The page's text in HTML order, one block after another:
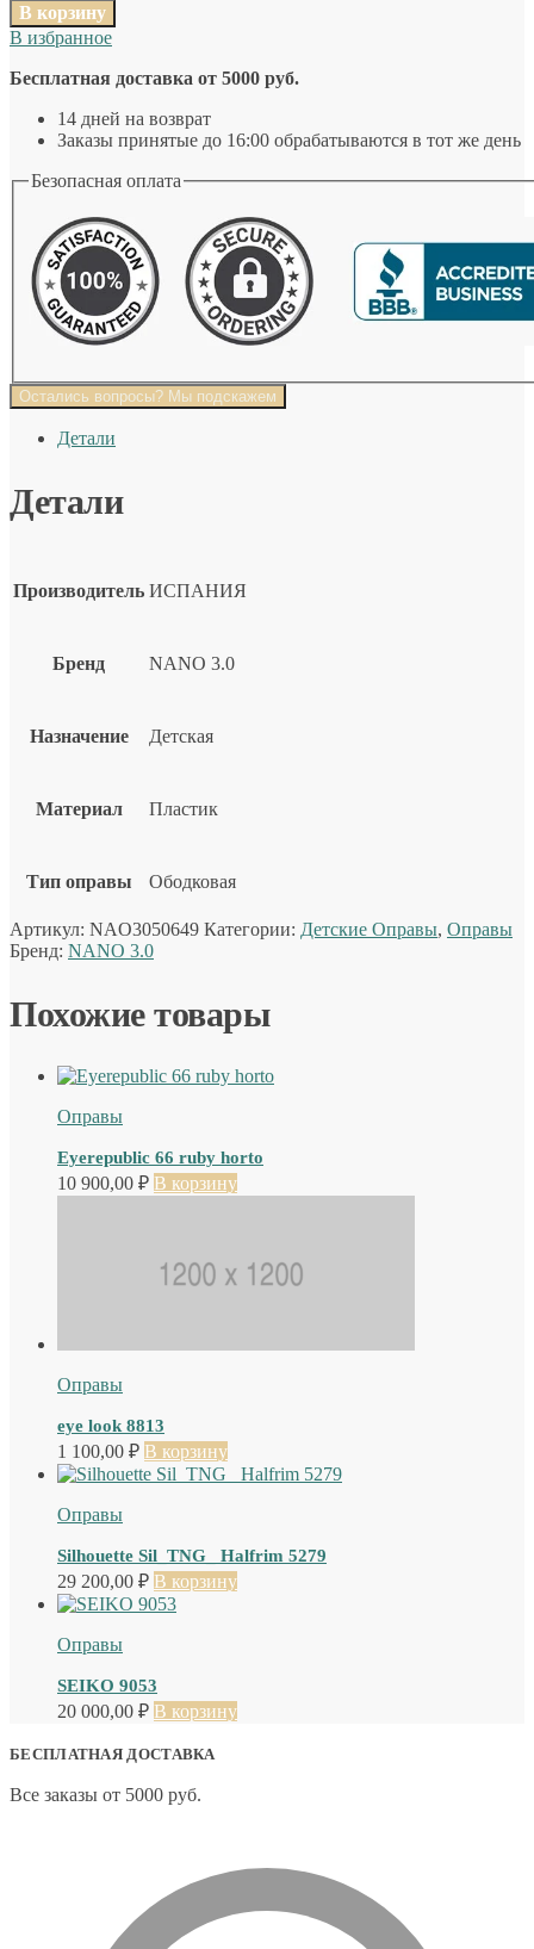
В корзину
В избранное
Бесплатная доставка от 5000 руб.
14 дней на возврат
Заказы принятые до 16:00 обрабатываются в тот же день
Безопасная оплата
Остались вопросы? Мы подскажем
Детали
Детали
Производитель ИСПАНИЯ
Бренд NANO 3.0
Назначение Детская
Материал Пластик
Тип оправы Ободковая
Артикул: NAO3050649 Категории: Детские Оправы, Оправы
Бренд: NANO 3.0
Похожие товары
Оправы
Eyerepublic 66 ruby horto
10 900,00 ₽ В корзину
Оправы
eye look 8813
1 100,00 ₽ В корзину
Оправы
Silhouette Sil_TNG_ Halfrim 5279
29 200,00 ₽ В корзину
Оправы
SEIKO 9053
20 000,00 ₽ В корзину
БЕСПЛАТНАЯ ДОСТАВКА
Все заказы от 5000 руб.